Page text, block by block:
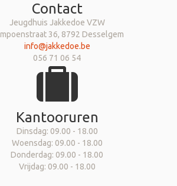
Contact
Jeugdhuis Jakkedoe VZW
36, 8792 Desselgem
info@jakkedoe.be
056 71 06 54
Kantooruren
Dinsdag: 09.00 - 18.00
Woensdag: 09.00 - 18.00
Donderdag: 09.00 - 18.00
Vrijdag: 09.00 - 18.00